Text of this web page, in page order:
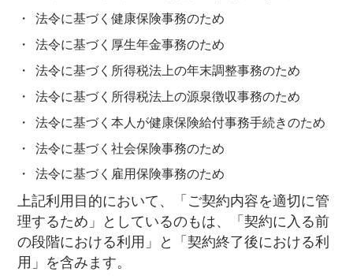
法令に基づく健康保険事務のため
法令に基づく厚生年金事務のため
法令に基づく所得税法上の年末調整事務のため
法令に基づく所得税法上の源泉徴収事務のため
法令に基づく本人が健康保険給付事務手続きのため
法令に基づく社会保険事務のため
法令に基づく雇用保険事務のため
上記利用目的において、「ご契約内容を適切に管
理するため」としているのもは、「契約に入る前
の段階における利用」と「契約終了後における利
用」を含みます。